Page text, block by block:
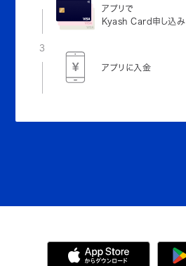
アプリで
Kyash Card申し込み
3
アプリに入金